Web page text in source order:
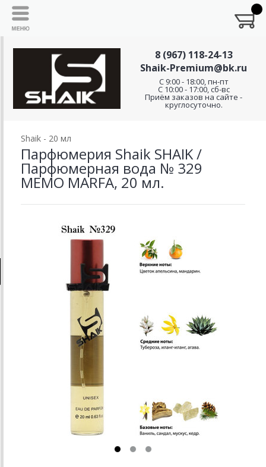
8 (967) 118-24-13
Shaik-Premium@bk.ru
C 9:00 - 18:00, пн-пт
С 10:00 - 17:00, сб-вс
Приём заказов на сайте -
круглосуточно.
Shaik - 20 мл
Парфюмерия Shaik SHAIK /
Парфюмерная вода № 329
MEMO MARFA, 20 мл.